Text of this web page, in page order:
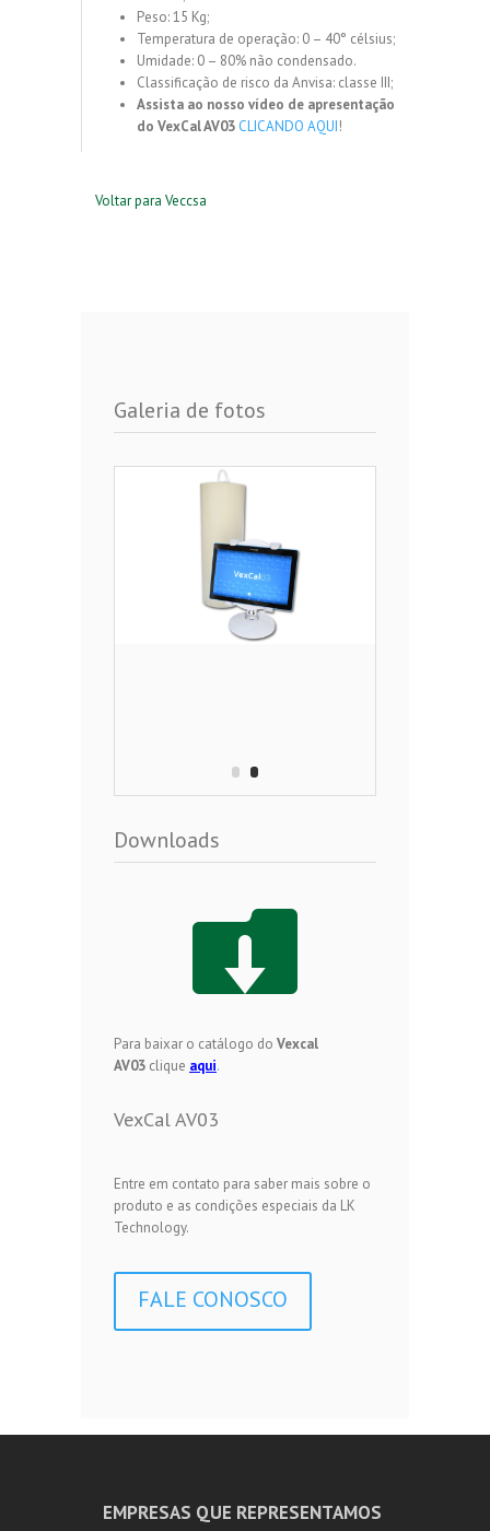
Peso: 15 Kg;
Temperatura de operação: 0 – 40° célsius;
Umidade: 0 – 80% não condensado.
Classificação de risco da Anvisa: classe III;
Assista ao nosso vídeo de apresentação
do VexCal AV03 CLICANDO AQUI!
Voltar para Veccsa
Galeria de fotos
Downloads

Para baixar o catálogo do Vexcal
AV03 clique aqui.
VexCal AV03
Entre em contato para saber mais sobre o
produto e as condições especiais da LK
Technology.
FALE CONOSCO
EMPRESAS QUE REPRESENTAMOS